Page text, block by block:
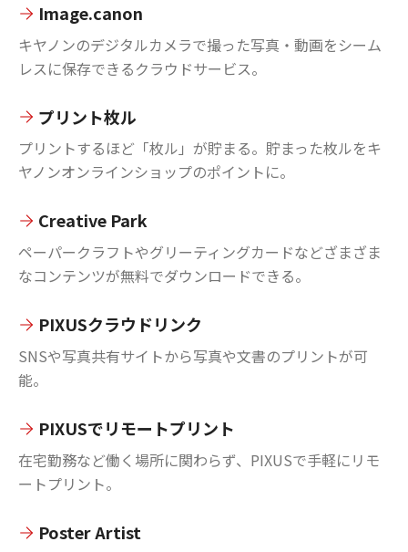
Image.canon
キヤノンのデジタルカメラで撮った写真・動画をシーム
レスに保存できるクラウドサービス。
プリント枚ル
プリントするほど「枚ル」が貯まる。貯まった枚ルをキ
ヤノンオンラインショップのポイントに。
Creative Park
ペーパークラフトやグリーティングカードなどざまざま
なコンテンツが無料でダウンロードできる。
PIXUSクラウドリンク
SNSや写真共有サイトから写真や文書のプリントが可
能。
PIXUSでリモートプリント
在宅勤務など働く場所に関わらず、PIXUSで手軽にリモ
ートプリント。
Poster Artist